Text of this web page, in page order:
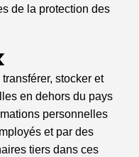
de la protection des
stocker et
en dehors du pays
personnelles
et par des
tiers dans ces